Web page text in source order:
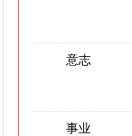
意志
事业